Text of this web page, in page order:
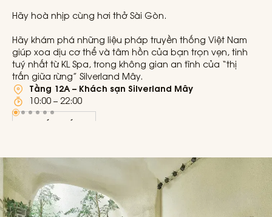
Hãy hoà nhịp cùng hơi thở Sài Gòn.
Hãy khám phá những liệu pháp truyền thống Việt Nam
giúp xoa dịu cơ thể và tâm hồn của bạn trọn vẹn, tinh
tuý nhất từ KL Spa, trong không gian an tĩnh của “thị
trấn giữa rừng” Silverland Mây.
Tầng 12A – Khách sạn Silverland Mây
10:00 – 22:00
KHÁM PHÁ